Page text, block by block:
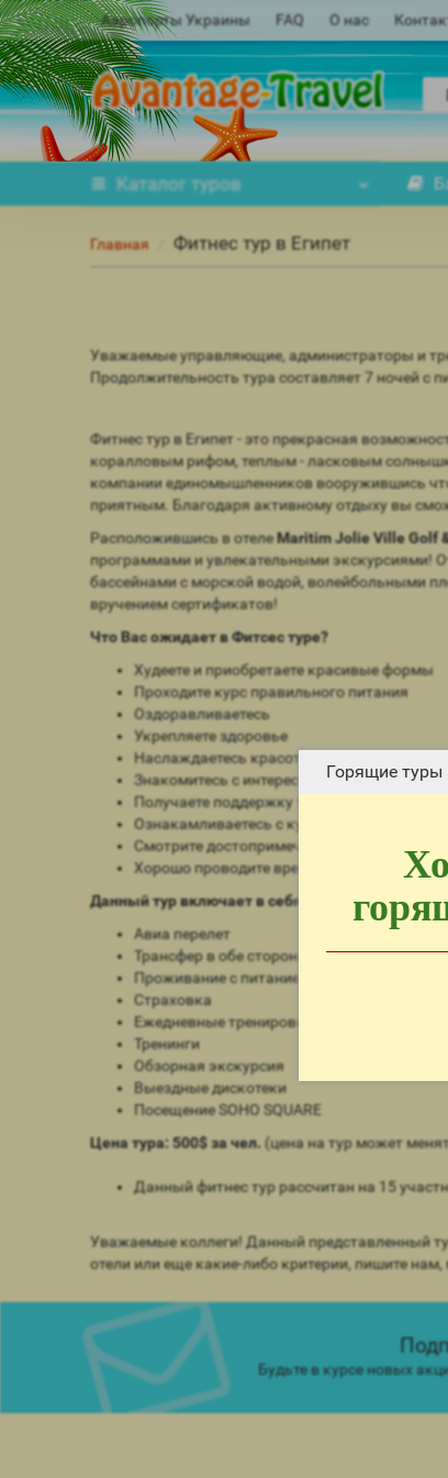
Горящие туры
Аэропорты Украины FAQ О нас
Каталогтуров
Главная Фитнес тур в Египет
Уважаемые управляющие, администраторы и
Продолжительность тура составляет 7 ночей с
Фитнес тур в Египет - это прекрасная
коралловым рифом, теплым - ласковым
компании единомышленников вооружившись
приятным. Благодаря активному отдыху вы
Расположившись в отелеMaritim Jolie Ville Golf
программами и увлекательными экскурсиями!
бассейнами с морской водой, волейбольными
вручением сертификатов!
Что Вас ожидает в Фитсес туре?
Худеете и приобретаете красивые формы
Проходите курс правильного питания
Оздоравливаетесь
Укрепляете здоровье
Наслаждаетесь красотами моря
Знакомитесь с интересными людьми
Получаете поддержку тренера
Ознакамливаетесь с культурой Египта
Смотрите достопримечательности
Хорошо проводите время
Данный тур включает в себя:
Авиа перелет
Трансфер в обе стороны
Проживание с питанием
Страховка
Ежедневные тренировки
Тренинги
Обзорная экскурсия
Выездные дискотеки
Посещение SOHO SQUARE
Цена тура: 500$ за чел.(цена на тур может
Данный фитнес тур рассчитан на 15
Уважаемые коллеги! Данный представленный
отели или еще какие-либо критерии, пишите
Будьте в курсе новых